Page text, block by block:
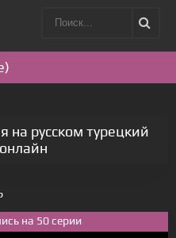
на русском турецкий
на 50 серии